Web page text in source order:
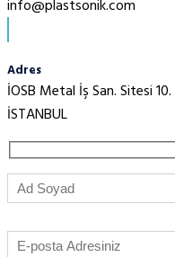
info@plastsonik.com
Adres
İOSB Metal İş San. Sitesi
İSTANBUL